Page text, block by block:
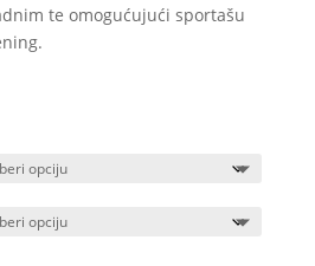
te omogućujući sportašu